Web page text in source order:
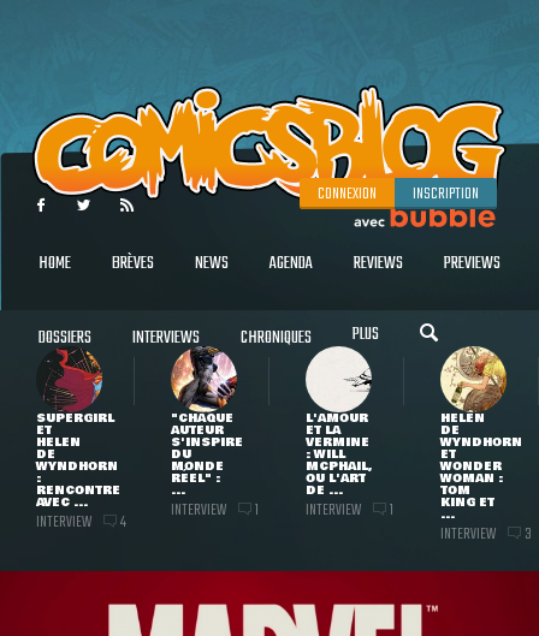
CONNEXION INSCRIPTION
HOME BRÈVES NEWS AGENDA REVIEWS PREVIEWS
DOSSIERS INTERVIEWS CHRONIQUES PLUS
SUPERGIRL
ET
HELEN
DE
WYNDHORN
:
RENCONTRE
AVEC ...
INTERVIEW 4
"CHAQUE
AUTEUR
S'INSPIRE
DU
MONDE
RÉEL" :
...
INTERVIEW 1
L'AMOUR
ET LA
VERMINE
: WILL
MCPHAIL,
OU L'ART
DE ...
INTERVIEW 1
HELEN
DE
WYNDHORN
ET
WONDER
WOMAN :
TOM
KING ET
...
INTERVIEW 3